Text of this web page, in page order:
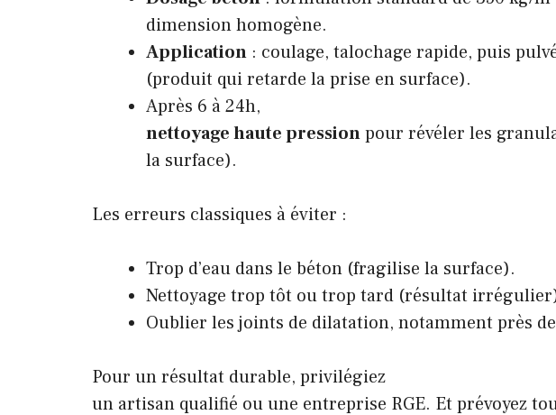
dimension homogène.
Application : coulage, talochage rapide, puis
(produit qui retarde la prise en surface).
Après 6 à 24h,
nettoyage haute pressionpour révéler les
la surface).
Les erreurs classiques à éviter :
Trop d’eau dans le béton (fragilise la surface).
Nettoyage trop tôt ou trop tard (résultat
Oublier les joints de dilatation, notamment près
Pour un résultat durable, privilégiez
un artisan qualifié ou une entreprise RGE. Et prévoyez